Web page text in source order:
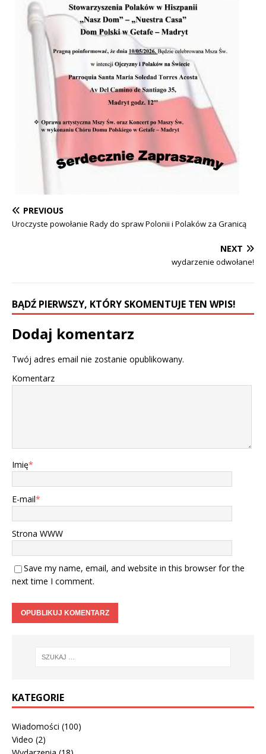
PREVIOUS
Uroczyste powołanie Rady do spraw Polonii i Polaków za Granicą
NEXT
wydarzenie odwołane!
BĄDŹ PIERWSZY, KTÓRY SKOMENTUJE TEN WPIS!
Dodaj komentarz
Twój adres email nie zostanie opublikowany.
Komentarz
Imię*
E-mail*
Strona WWW
Save my name, email, and website in this browser for the
next time I comment.
KATEGORIE
Wiadomości (100)
Video (2)